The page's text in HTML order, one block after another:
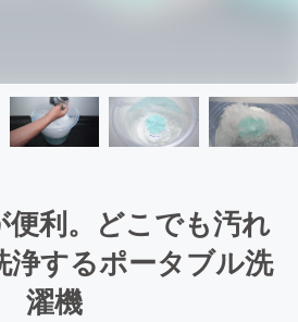
便利。どこでも汚れ
浄するポータブル洗
濯機